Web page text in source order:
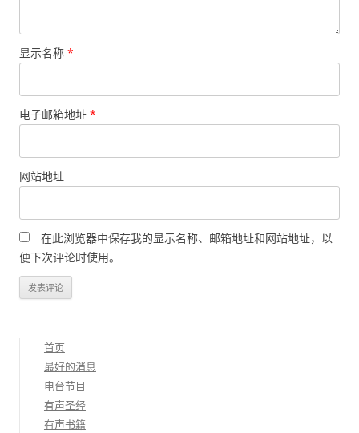
显示名称 *
电子邮箱地址 *
网站地址
在此浏览器中保存我的显示名称、邮箱地址和网站地址，以
便下次评论时使用。
首页
最好的消息
电台节目
有声圣经
有声书籍